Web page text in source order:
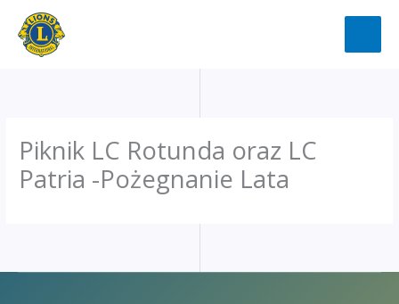
Przejdź
treści
Piknik LC Rotunda oraz LC
Patria -Pożegnanie Lata